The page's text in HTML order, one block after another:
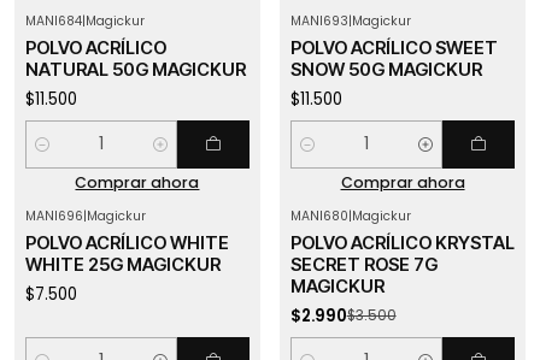
MANI684|Magickur
POLVO ACRÍLICO
NATURAL 50G MAGICKUR
$11.500
Cantidad
Comprar ahora
MANI693|Magickur
POLVO ACRÍLICO SWEET
SNOW 50G MAGICKUR
$11.500
Cantidad
Comprar ahora
MANI696|Magickur
POLVO ACRÍLICO WHITE
WHITE 25G MAGICKUR
$7.500
MANI680|Magickur
POLVO ACRÍLICO KRYSTAL
SECRET ROSE 7G
MAGICKUR
$2.990$3.500